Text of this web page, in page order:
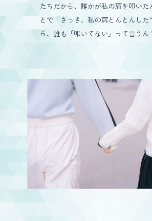
たちだから、誰かが私の肩を叩い
とで「さっき、私の肩とんとんし
ら、誰も「叩いてない」って言うん